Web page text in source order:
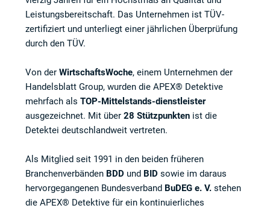
Leistungsbereitschaft. Das Unternehmen ist TÜV-
zertifiziert und unterliegt einer jährlichen Überprüfung
durch den TÜV.
Von derWirtschaftsWoche, einem Unternehmen der
Handelsblatt Group, wurden die APEX® Detektive
mehrfach alsTOP-Mittelstands-dienstleister
ausgezeichnet. Mit über28 Stützpunkten ist die
Detektei deutschlandweit vertreten.
Als Mitglied seit 1991 in den beiden früheren
Branchenverbänden BDD und BID sowie im daraus
hervorgegangenen Bundesverband BuDEG e. V. stehen
die APEX® Detektive für ein kontinuierliches